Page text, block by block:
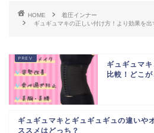
HOME
着圧インナー
ギュギュマキの正しい付け方！より効果を出
ギュギュマ
比較！どこ
ギュギュマキとギュギュギュの違いや
ススメはどっち？